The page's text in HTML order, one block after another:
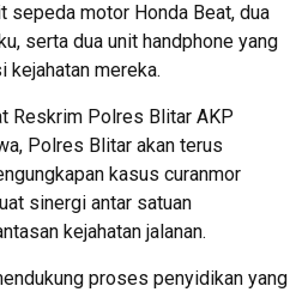
sepeda motor Honda Beat, dua
serta dua unit handphone yang
kejahatan mereka.
Reskrim Polres Blitar AKP
Polres Blitar akan terus
kasus curanmor
sinergi antar satuan
kejahatan jalanan.
proses penyidikan yang